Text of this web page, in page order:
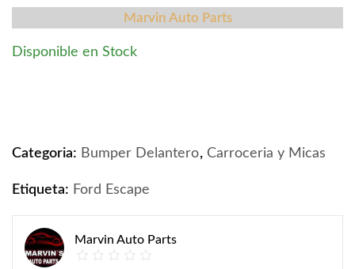
Marvin Auto Parts
Disponible en Stock
Categoria: Bumper Delantero, Carroceria y Micas
Etiqueta: Ford Escape
Marvin Auto Parts